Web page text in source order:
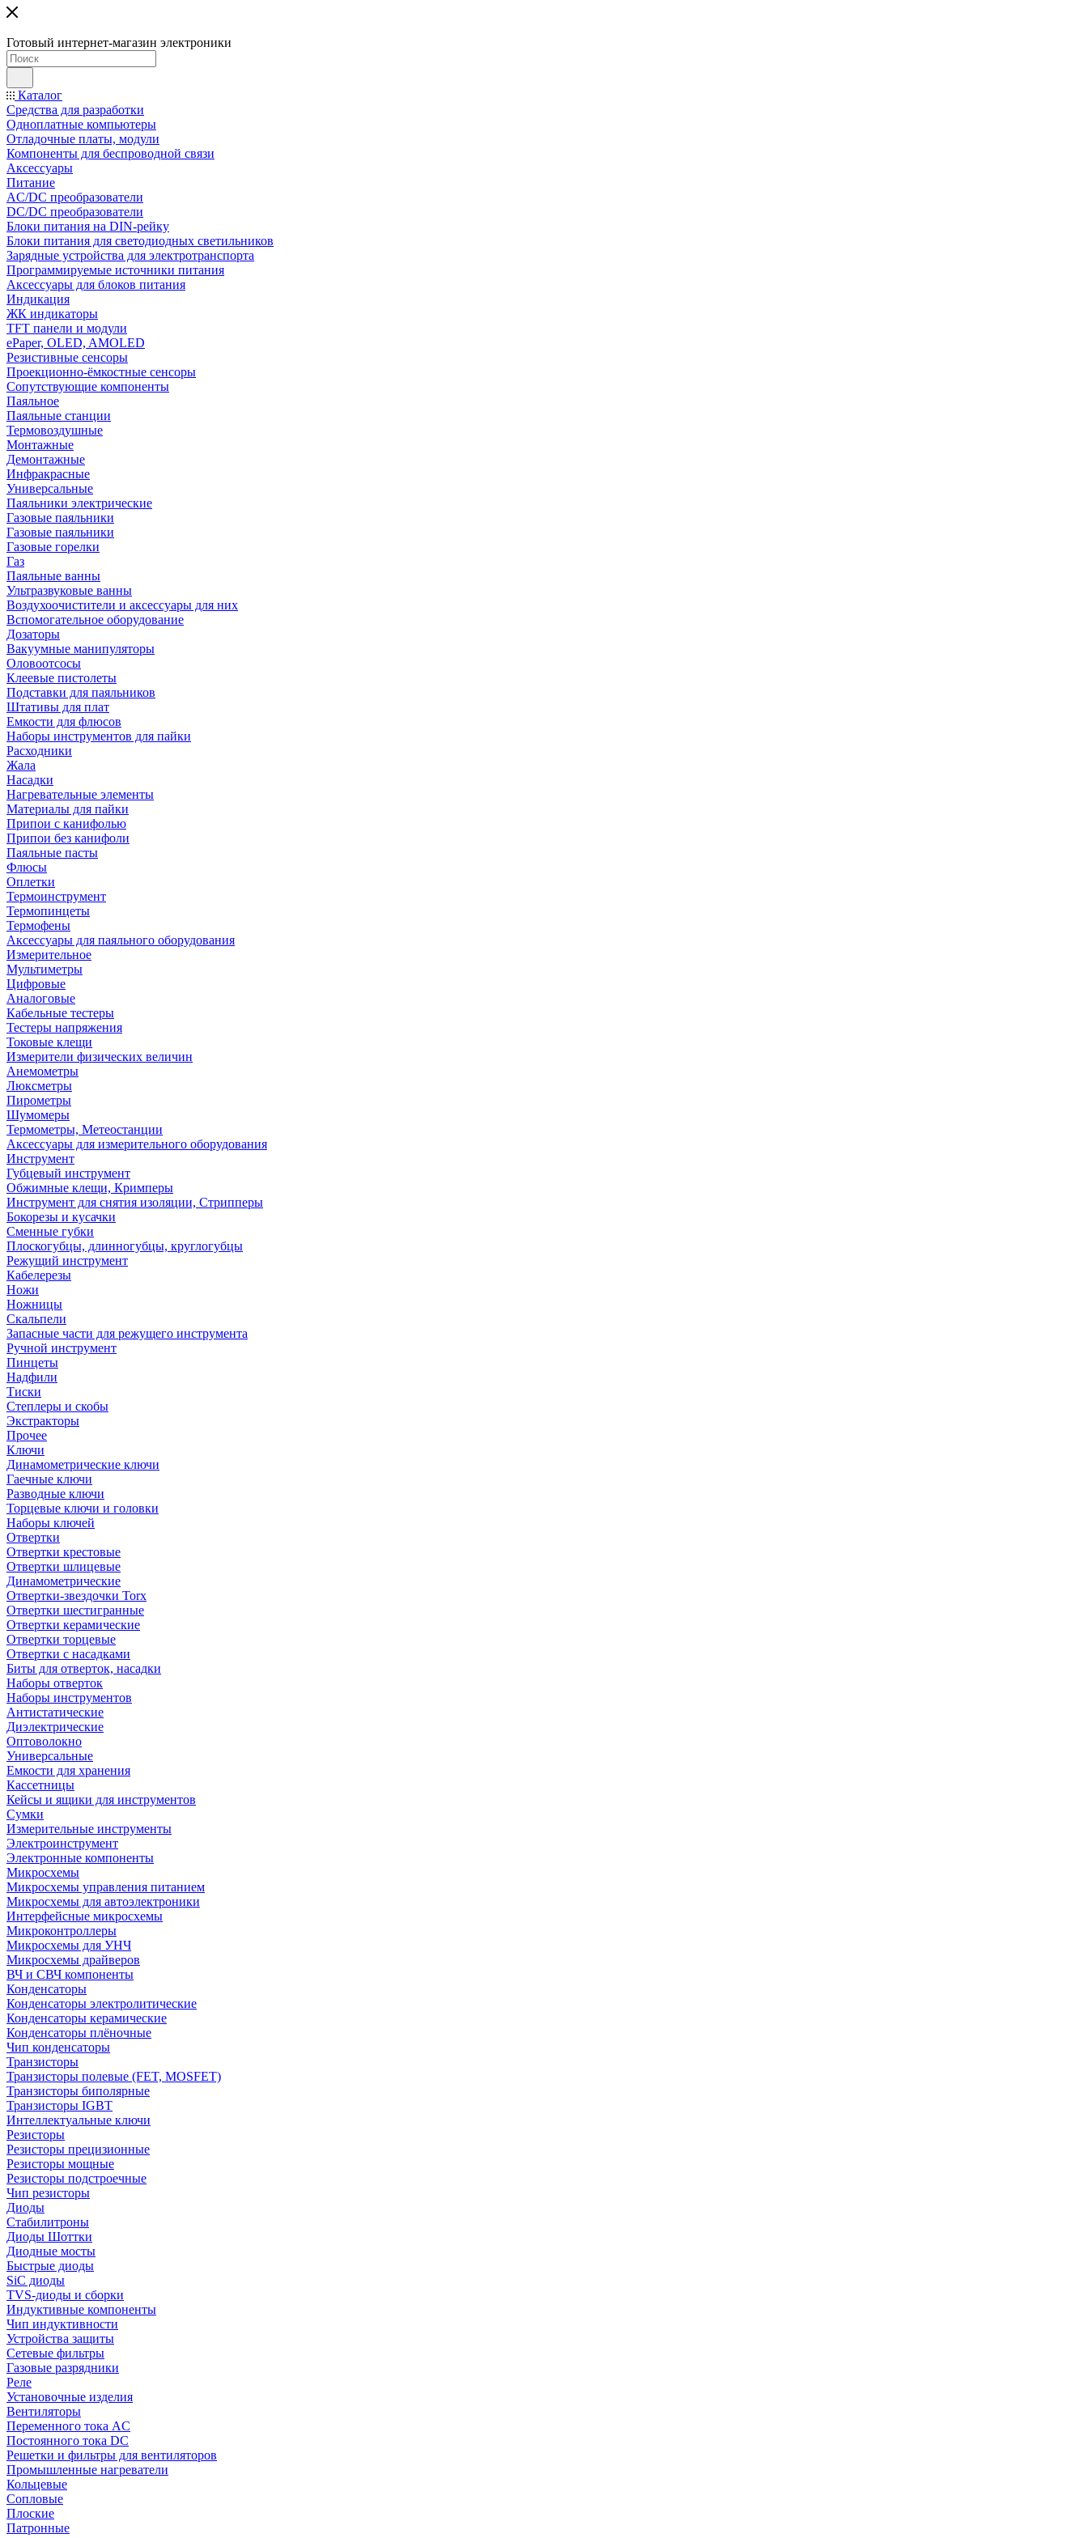
Готовый интернет-магазин электроники
Каталог
Средства для разработки
Одноплатные компьютеры
Отладочные платы, модули
Компоненты для беспроводной связи
Аксессуары
Питание
AC/DC преобразователи
DC/DC преобразователи
Блоки питания на DIN-рейку
Блоки питания для светодиодных светильников
Зарядные устройства для электротранспорта
Программируемые источники питания
Аксессуары для блоков питания
Индикация
ЖК индикаторы
TFT панели и модули
ePaper, OLED, AMOLED
Резистивные сенсоры
Проекционно-ёмкостные сенсоры
Сопутствующие компоненты
Паяльное
Паяльные станции
Термовоздушные
Монтажные
Демонтажные
Инфракрасные
Универсальные
Паяльники электрические
Газовые паяльники
Газовые паяльники
Газовые горелки
Газ
Паяльные ванны
Ультразвуковые ванны
Воздухоочистители и аксессуары для них
Вспомогательное оборудование
Дозаторы
Вакуумные манипуляторы
Оловоотсосы
Клеевые пистолеты
Подставки для паяльников
Штативы для плат
Емкости для флюсов
Наборы инструментов для пайки
Расходники
Жала
Насадки
Нагревательные элементы
Материалы для пайки
Припои с канифолью
Припои без канифоли
Паяльные пасты
Флюсы
Оплетки
Термоинструмент
Термопинцеты
Термофены
Аксессуары для паяльного оборудования
Измерительное
Мультиметры
Цифровые
Аналоговые
Кабельные тестеры
Тестеры напряжения
Токовые клещи
Измерители физических величин
Анемометры
Люксметры
Пирометры
Шумомеры
Термометры, Метеостанции
Аксессуары для измерительного оборудования
Инструмент
Губцевый инструмент
Обжимные клещи, Кримперы
Инструмент для снятия изоляции, Стрипперы
Бокорезы и кусачки
Сменные губки
Плоскогубцы, длинногубцы, круглогубцы
Режущий инструмент
Кабелерезы
Ножи
Ножницы
Скальпели
Запасные части для режущего инструмента
Ручной инструмент
Пинцеты
Надфили
Тиски
Степлеры и скобы
Экстракторы
Прочее
Ключи
Динамометрические ключи
Гаечные ключи
Разводные ключи
Торцевые ключи и головки
Наборы ключей
Отвертки
Отвертки крестовые
Отвертки шлицевые
Динамометрические
Отвертки-звездочки Torx
Отвертки шестигранные
Отвертки керамические
Отвертки торцевые
Отвертки с насадками
Биты для отверток, насадки
Наборы отверток
Наборы инструментов
Антистатические
Диэлектрические
Оптоволокно
Универсальные
Емкости для хранения
Кассетницы
Кейсы и ящики для инструментов
Сумки
Измерительные инструменты
Электроинструмент
Электронные компоненты
Микросхемы
Микросхемы управления питанием
Микросхемы для автоэлектроники
Интерфейсные микросхемы
Микроконтроллеры
Микросхемы для УНЧ
Микросхемы драйверов
ВЧ и СВЧ компоненты
Конденсаторы
Конденсаторы электролитические
Конденсаторы керамические
Конденсаторы плёночные
Чип конденсаторы
Транзисторы
Транзисторы полевые (FET, MOSFET)
Транзисторы биполярные
Транзисторы IGBT
Интеллектуальные ключи
Резисторы
Резисторы прецизионные
Резисторы мощные
Резисторы подстроечные
Чип резисторы
Диоды
Стабилитроны
Диоды Шоттки
Диодные мосты
Быстрые диоды
SiC диоды
TVS-диоды и сборки
Индуктивные компоненты
Чип индуктивности
Устройства защиты
Сетевые фильтры
Газовые разрядники
Реле
Установочные изделия
Вентиляторы
Переменного тока AC
Постоянного тока DC
Решетки и фильтры для вентиляторов
Промышленные нагреватели
Кольцевые
Сопловые
Плоские
Патронные